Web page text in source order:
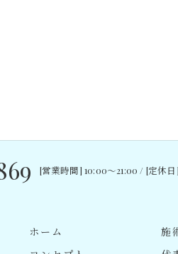
[営業時間] 10:00～21:00 / [定休
ホーム
施